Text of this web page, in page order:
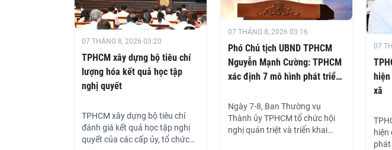
thực phẩm Bình Điền; làm việc
với UBND phường Bình Tân và
khảo sát Công ty TNHH MTV
Suất ăn công nghiệp Tú Anh;
trực tiếp làm việc tại phường
Thuận Giao. Chuyến giám sát
khẳng định vai trò kiến tạo,
nâng cao hiệu lực quản lý nhà
sau khi sắp xếp đơn vị hành
chính.
07 THÁNG 8, 2026 03:20
TPHCM xây dựng bộ tiêu chí
lượng hóa kết quả học tập
nghị quyết
TPHCM xây dựng bộ tiêu chí
đánh giá kết quả học tập nghị
quyết của các cấp ủy, tổ chức
07 THÁNG 8, 2026 03:16
Phó Chủ tịch UBND TPHCM
Nguyễn Mạnh Cường: TPHCM
xác định 7 mô hình phát triển
Ngày 7-8, Ban Thường vụ
Thành ủy TPHCM tổ chức hội
nghị quán triệt và triển khai
07
xã
hiện